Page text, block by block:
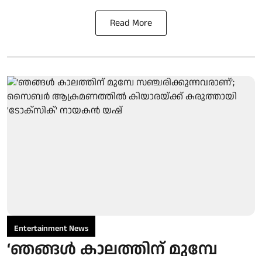
Read More
Entertainment News
‘ഞങ്ങൾ കാലത്തിന് മുമ്പേ